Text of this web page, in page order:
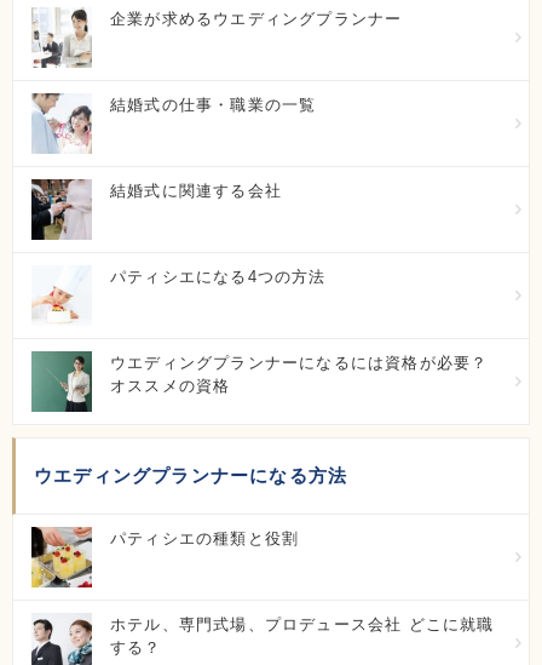
初年度学費：50万円～100万円
群馬県美容専門学校
群馬県前橋市石関町136-1
東京都千代田区西神田2-4-11
足利デザイン×ビューティ専門学校
栃木県足利市田中町914
国際ホテル・ブライダル専門学校
新潟県新潟市中央区紫竹山6丁目3番5号 NSG学生総合プラザ
STEP内
企業が求めるウエディングプランナー
結婚式の仕事・職業の一覧
結婚式に関連する会社
パティシエになる4つの方法
ウエディングプランナーになるには資格が必要？
オススメの資格
ウエディングプランナーになる方法
パティシエの種類と役割
ホテル、専門式場、プロデュース会社 どこに就職
する？